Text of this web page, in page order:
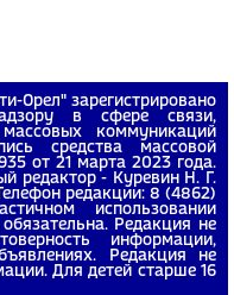
Орел" зарегистрировано
в сфере связи,
коммуникаций
средства массовой
от 21 марта 2023 года.
редактор - Куревин Н. Г.
редакции: 8 (4862)
использовании
Редакция не
информации,
Редакция не
Для детей старше 16